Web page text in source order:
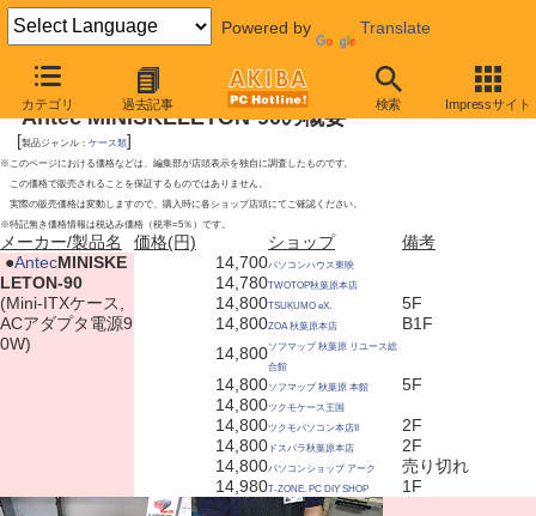
Powered by Translate
カテゴリ 過去記事 検索 Impressサイト
2009年5月30日号
Antec MINISKELETON-90の概要
[製品ジャンル： ケース類]
※このページにおける価格などは、編集部が店頭表示を独自に調査したものです。
この価格で販売されることを保証するものではありません。
実際の販売価格は変動しますので、購入時に各ショップ店頭にてご確認ください。
※特記無き価格情報は税込み価格（税率=5％）です。
メーカー/製品名 価格(円) ショップ
備考
●AntecMINISKE
LETON-90
(Mini-ITXケース,
ACアダプタ電源9
0W)
14,700パソコンハウス東映
14,780TWOTOP秋葉原本店
14,800TSUKUMO eX.
5F
14,800ZOA 秋葉原本店
B1F
14,800ソフマップ 秋葉原 リユース総
合館
14,800ソフマップ 秋葉原 本館
5F
14,800ツクモケース王国
14,800ツクモパソコン本店II
2F
14,800 ドスパラ秋葉原本店
2F
14,800パソコンショップ アーク
売り切れ
14,980T-ZONE. PC DIY SHOP 1F